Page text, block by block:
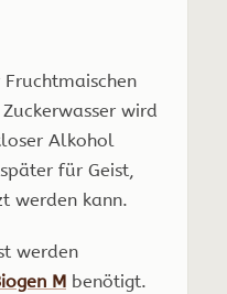
wird
Alkohol
für Geist,
werden kann.
werden
M benötigt.